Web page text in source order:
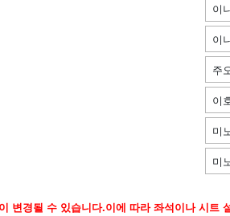
이
이
주
이
미
미
변경될 수 있습니다.이에 따라 좌석이나 시트